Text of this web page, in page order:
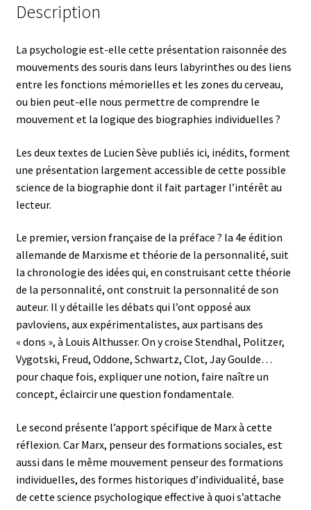
Description
La psychologie est-elle cette présentation raisonnée des
mouvements des souris dans leurs labyrinthes ou des liens
entre les fonctions mémorielles et les zones du cerveau,
ou bien peut-elle nous permettre de comprendre le
mouvement et la logique des biographies individuelles ?
Les deux textes de Lucien Sève publiés ici, inédits, forment
une présentation largement accessible de cette possible
science de la biographie dont il fait partager l’intérêt au
lecteur.
Le premier, version française de la préface ? la 4e édition
allemande de Marxisme et théorie de la personnalité, suit
la chronologie des idées qui, en construisant cette théorie
de la personnalité, ont construit la personnalité de son
auteur. Il y détaille les débats qui l’ont opposé aux
pavloviens, aux expérimentalistes, aux partisans des
« dons », à Louis Althusser. On y croise Stendhal, Politzer,
Vygotski, Freud, Oddone, Schwartz, Clot, Jay Goulde…
pour chaque fois, expliquer une notion, faire naître un
concept, éclaircir une question fondamentale.
Le second présente l’apport spécifique de Marx à cette
réflexion. Car Marx, penseur des formations sociales, est
aussi dans le même mouvement penseur des formations
individuelles, des formes historiques d’individualité, base
de cette science psychologique effective à quoi s’attache